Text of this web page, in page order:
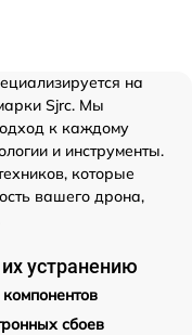
на
Sjrc. Мы
к каждому
и инструменты.
которые
вашего дрона,
устранению
сбоев